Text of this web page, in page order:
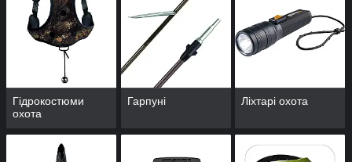
Гідрокостюми
охота
Гарпуні Ліхтарі охота